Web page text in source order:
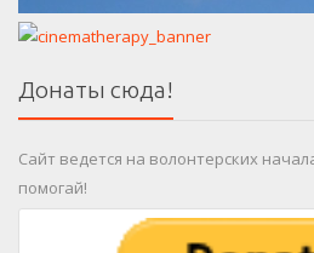
Донаты сюда!
Сайт ведется на волонтерских
помогай!